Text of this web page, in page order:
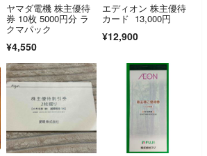
ヤマダ電機 株主優待
券 10枚 5000円分 ラ
クマパック
¥4,550
エディオン 株主優待
カード 13,000円
¥12,900